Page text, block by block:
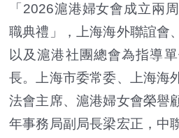
「2026滬港婦女會成立兩
職典禮」，上海海外聯誼會
以及滬港社團總會為指導
長。上海市委常委、上海海
法會主席、滬港婦女會榮譽
年事務局副局長梁宏正，中